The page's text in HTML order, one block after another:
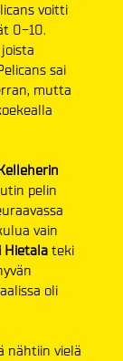
voitti
0-10.
sai
mutta
pelin
vain
Hietala teki
oli
nähtiin vielä